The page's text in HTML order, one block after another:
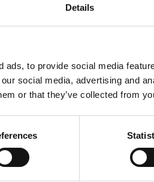
Details
ads, to provide social media
social media, advertising and
or that they’ve collected from